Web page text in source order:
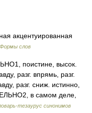
акцентуированная
Формы слов
поистине, высок.
разг. впрямь, разг.
разг. сниж. истинно,
в самом деле,
тезаурус синонимов